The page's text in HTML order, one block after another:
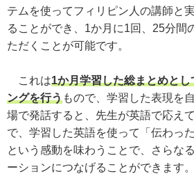
テムを使ってフィリピン人の講師と
ることができ、1か月に1回、25分間
ただくことが可能です。
これは1か月学習した総まとめと
ングを行うもので、学習した表現を
場で発話すると、先生が英語で応え
で、学習した英語を使って「伝わっ
という感動を味わうことで、さらな
ーションにつなげることができます。